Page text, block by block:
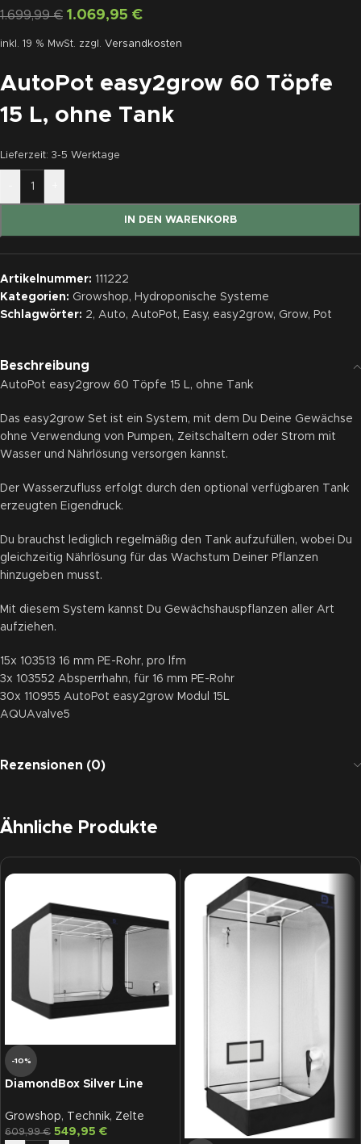
1.699,99€ 1.069,95 €
inkl. 19 % MwSt. zzgl. Versandkosten
AutoPot easy2grow 60 Töpfe
15 L, ohne Tank
Lieferzeit: 3-5 Werktage
IN DEN WARENKORB
Artikelnummer: 111222
Kategorien: Growshop, Hydroponische Systeme
Schlagwörter: 2, Auto, AutoPot, Easy, easy2grow, Grow, Pot
Beschreibung
AutoPot easy2grow 60 Töpfe 15 L, ohne Tank
Das easy2grow Set ist ein System, mit dem Du Deine Gewächse
ohne Verwendung von Pumpen, Zeitschaltern oder Strom mit
Wasser und Nährlösung versorgen kannst.
Der Wasserzufluss erfolgt durch den optional verfügbaren Tank
erzeugten Eigendruck.
Du brauchst lediglich regelmäßig den Tank aufzufüllen, wobei Du
gleichzeitig Nährlösung für das Wachstum Deiner Pflanzen
hinzugeben musst.
Mit diesem System kannst Du Gewächshauspflanzen aller Art
aufziehen.
15x 103513 16 mm PE-Rohr, pro lfm
3x 103552 Absperrhahn, für 16 mm PE-Rohr
30x 110955 AutoPot easy2grow Modul 15L
AQUAvalve5
Rezensionen (0)
Ähnliche Produkte
-10%
DiamondBox Silver Line
Growshop, Technik, Zelte
609,99€ 549,95 €